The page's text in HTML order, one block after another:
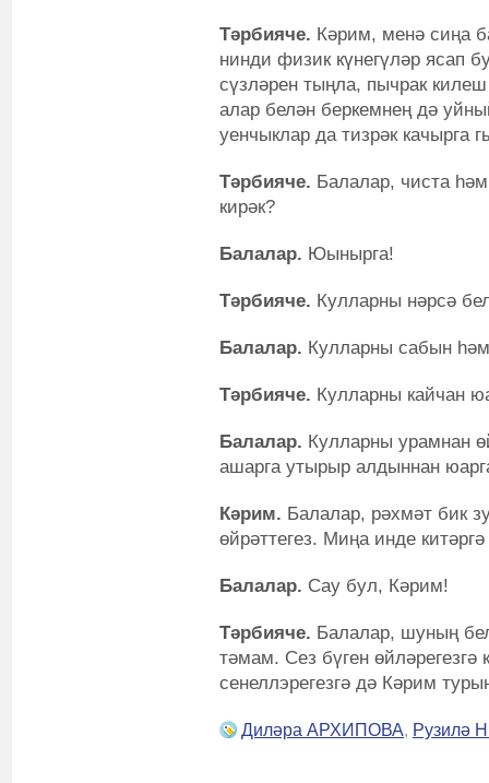
Тәрбияче. Кәрим, менә сиңа
нинди физик күнегүләр ясап
сүзләрен тыңла, пычрак
алар белән беркемнең дә
уенчыклар да тизрәк качырга
Тәрбияче. Балалар, чиста
кирәк?
Балалар. Юынырга!
Тәрбияче. Кулларны нәрсә
Балалар. Кулларны сабын
Тәрбияче. Кулларны кайчан
Балалар. Кулларны урамнан
ашарга утырыр алдыннан
Кәрим. Балалар, рәхмәт бик
өйрәттегез. Миңа инде
Балалар. Сау бул, Кәрим!
Тәрбияче. Балалар, шуның
тәмам. Сез бүген өйләрегезгә
сенеллэрегезгә дә Кәрим
Диләра АРХИПОВА, Рузилә